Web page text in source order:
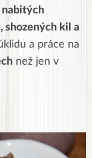
nabitých
shozených kil a
a práce na
než jen v